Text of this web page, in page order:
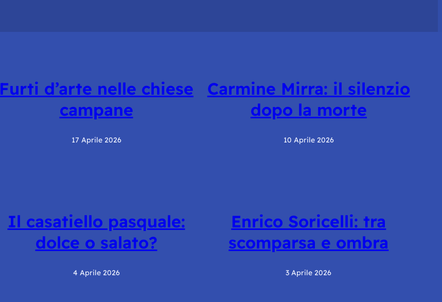
Furti d’arte nelle chiese
campane
17 Aprile 2026
Carmine Mirra: il silenzio
dopo la morte
10 Aprile 2026
Il casatiello pasquale:
dolce o salato?
4 Aprile 2026
Enrico Soricelli: tra
scomparsa e ombra
3 Aprile 2026